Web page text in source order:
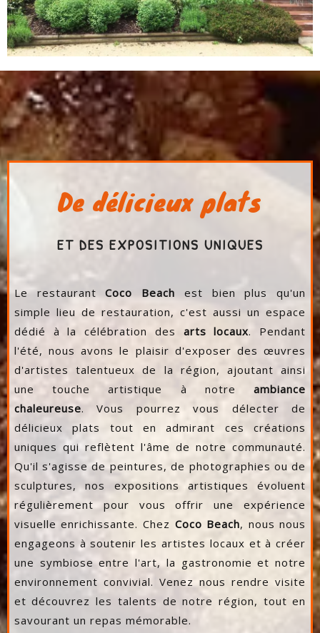
De délicieux plats
ET DES EXPOSITIONS UNIQUES
Le restaurantCoco Beach est bien plus qu'un
simple lieu de restauration, c'est aussi un espace
dédié à la célébration des arts locaux. Pendant
l'été, nous avons le plaisir d'exposer des œuvres
d'artistes talentueux de la région, ajoutant ainsi
une touche artistique à notreambiance
chaleureuse. Vous pourrez vous délecter de
délicieux plats tout en admirant ces créations
uniques qui reflètent l'âme de notre communauté.
Qu'il s'agisse de peintures, de photographies ou de
sculptures, nos expositions artistiques évoluent
régulièrement pour vous offrir une expérience
visuelle enrichissante. Chez Coco Beach, nous nous
engageons à soutenir les artistes locaux et à créer
une symbiose entre l'art, la gastronomie et notre
environnement convivial. Venez nous rendre visite
et découvrez les talents de notre région, tout en
savourant un repas mémorable.